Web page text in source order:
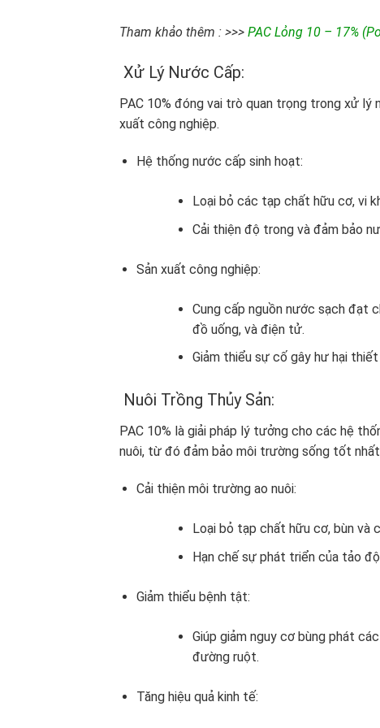
Tham khảo thêm : >>> PAC Lỏng 10 – 17%
Xử Lý Nước Cấp:
PAC 10% đóng vai trò quan trọng trong xử lý
xuất công nghiệp.
Hệ thống nước cấp sinh hoạt:
Loại bỏ các tạp chất hữu cơ, vi
Cải thiện độ trong và đảm bảo
Sản xuất công nghiệp:
Cung cấp nguồn nước sạch đạt
đồ uống, và điện tử.
Giảm thiểu sự cố gây hư hại
Nuôi Trồng Thủy Sản:
PAC 10% là giải pháp lý tưởng cho các hệ
nuôi, từ đó đảm bảo môi trường sống tốt
Cải thiện môi trường ao nuôi:
Loại bỏ tạp chất hữu cơ, bùn và
Hạn chế sự phát triển của tảo
Giảm thiểu bệnh tật:
Giúp giảm nguy cơ bùng phát
đường ruột.
Tăng hiệu quả kinh tế: